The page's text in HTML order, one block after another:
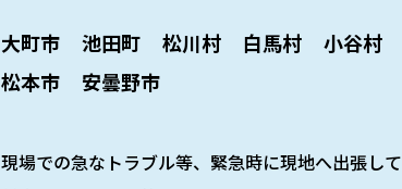
大町市 池田町 松川村 白馬村
小谷村
松本市
安曇野市
現場での急なトラブル等、緊急時に現地へ出張して